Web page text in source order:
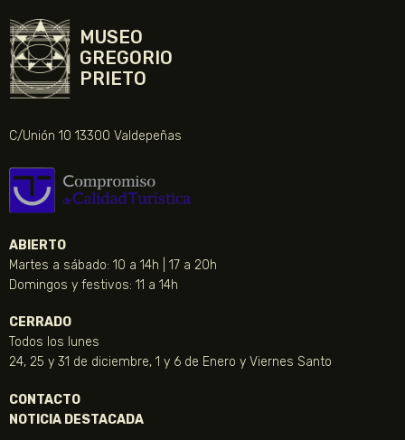
MUSEO
GREGORIO
PRIETO
C/Unión 10 13300 Valdepeñas
ABIERTO
Martes a sábado: 10 a 14h | 17 a 20h
Domingos y festivos: 11 a 14h
CERRADO
Todos los lunes
24, 25 y 31 de diciembre, 1 y 6 de Enero y Viernes Santo
CONTACTO
NOTICIA DESTACADA